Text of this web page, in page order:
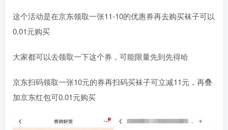
这个活动是在京东领取一张11-10的优惠券再去购买袜子可以
0.01元购买
大家都可以去领取一下这个券，可能限量先到先得哈
京东扫码领取一张10元的券再扫码买袜子可立减11元，再叠
加京东红包可0.01元购买